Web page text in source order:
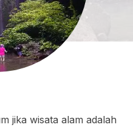
jika wisata alam adalah